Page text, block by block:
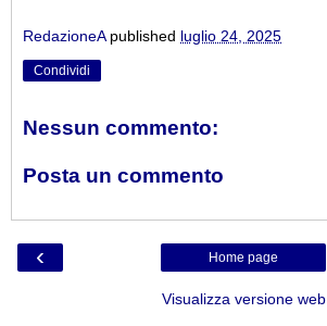
RedazioneA published luglio 24, 2025
Condividi
Nessun commento:
Posta un commento
‹ Home page
Visualizza versione web